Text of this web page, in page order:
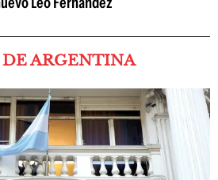
ARGENTINA